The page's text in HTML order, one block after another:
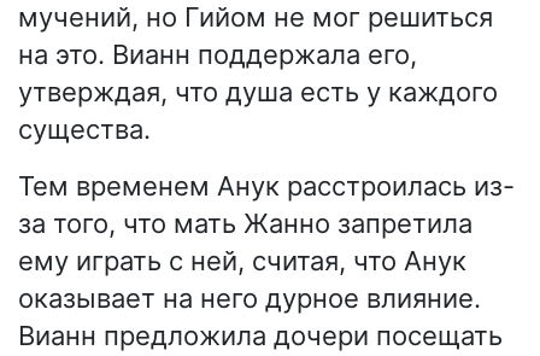
мучений, но Гийом не мог решиться
на это. Вианн поддержала его,
утверждая, что душа есть у каждого
существа.
Тем временем Анук расстроилась из-
за того, что мать Жанно запретила
ему играть с ней, считая, что Анук
оказывает на него дурное влияние.
Вианн предложила дочери посещать